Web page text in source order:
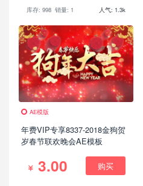
库存: 998 销量: 1 人气: 1.3k
AE模版
年费VIP专享8337-2018金狗贺
岁春节联欢晚会AE模板
3.00 购买